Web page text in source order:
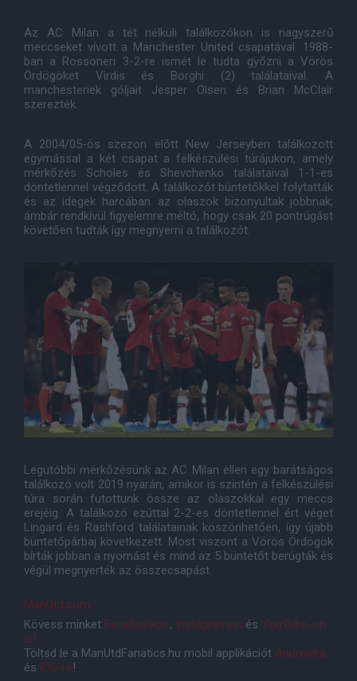
Az AC Milan a tét nélküli találkozókon is nagyszerű
meccseket vívott a Manchester United csapatával. 1988-
ban a Rossoneri 3-2-re ismét le tudta győzni a Vörös
Ördögöket Virdis és Borghi (2) találataival. A
manchesteriek góljait Jesper Olsen és Brian McClair
szerezték.
A 2004/05-ös szezon előtt New Jerseyben találkozott
egymással a két csapat a felkészülési túrájukon, amely
mérkőzés Scholes és Shevchenko találataival 1-1-es
döntetlennel végződött. A találkozót büntetőkkel folytatták
és az idegek harcában az olaszok bizonyultak jobbnak,
ámbár rendkívül figyelemre méltó, hogy csak 20 pontrúgást
követően tudták így megnyerni a találkozót.
Legutóbbi mérkőzésünk az AC Milan ellen egy barátságos
találkozó volt 2019 nyarán, amikor is szintén a felkészülési
túra során futottunk össze az olaszokkal egy meccs
erejéig. A találkozó ezúttal 2-2-es döntetlennel ért véget
Lingard és Rashford találatainak köszönhetően, így újabb
büntetőpárbaj következett. Most viszont a Vörös Ördögök
bírták jobban a nyomást és mind az 5 büntetőt berúgták és
végül megnyerték az összecsapást.
ManUtd.com
Kövess minket Facebookon, Instagramon és YouTube-on
is!
Töltsd le a ManUtdFanatics.hu mobil applikációt Androidra
és iOS-re!